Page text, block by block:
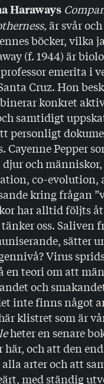
Haraways
är svår
böcker, vilka
(f. 1944) är
emerita i
Cruz. Hon
konkret
samtidigt
personligt
Pepper
och
co-evolution,
kring frågan
har alltid följts
oss. Saliven
sätter
Virus
en teori om att
och
inte finns något
klistret som är
heter en senare
här, och att den
arter och att
med ständig